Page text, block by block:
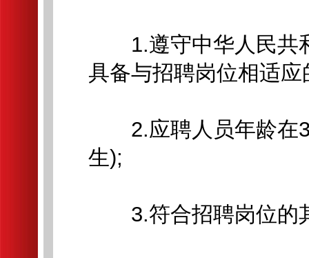
1.遵守中华人民共
具备与招聘岗位相适
2.应聘人员年龄在
生);
3.符合招聘岗位的